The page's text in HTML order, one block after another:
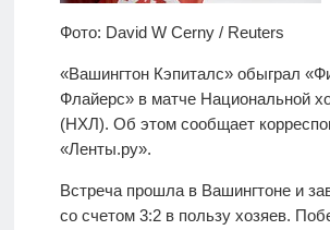
Фото: David W Cerny / Reuters
«Вашингтон Кэпиталс» обыграл
Флайерс» в матче Национальной
(НХЛ). Об этом сообщает
«Ленты.ру».
Встреча прошла в Вашингтоне и
со счетом 3:2 в пользу хозяев.